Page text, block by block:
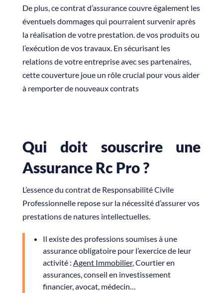
De plus, ce contrat d’assurance couvre également les
éventuels dommages qui pourraient survenir après
la réalisation de votre prestation. de vos produits ou
l’exécution de vos travaux. En sécurisant les
relations de votre entreprise avec ses partenaires,
cette couverture joue un rôle crucial pour vous aider
à remporter de nouveaux contrats
Qui doit souscrire une
Assurance Rc Pro ?
L’essence du contrat de Responsabilité Civile
Professionnelle repose sur la nécessité d’assurer vos
prestations de natures intellectuelles.
Il existe des professions soumises à une
assurance obligatoire pour l’exercice de leur
activité : Agent Immobilier,Courtier en
assurances, conseil en investissement
financier, avocat, médecin…